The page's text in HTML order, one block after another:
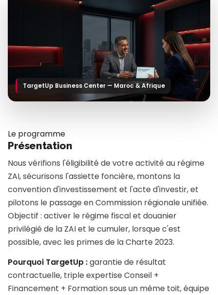
TargetUp Business Center — Maroc & Afrique
Le programme
Présentation
Nous vérifions l'éligibilité de votre activité au régime
ZAI, sécurisons l'assiette foncière, montons la
convention d'investissement et l'acte d'investir, et
pilotons le passage en Commission régionale unifiée.
Objectif : activer le régime fiscal et douanier
privilégié de la ZAI et le cumuler, lorsque c'est
possible, avec les primes de la Charte 2023.
Pourquoi TargetUp :garantie de résultat
contractuelle, triple expertise Conseil +
Financement + Formation sous un même toit, équipe